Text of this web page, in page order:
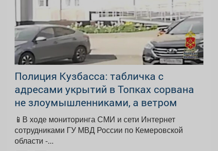
Полиция Кузбасса: табличка с
адресами укрытий в Топках сорвана
не злоумышленниками, а ветром
📱В ходе мониторинга СМИ и сети Интернет
сотрудниками ГУ МВД России по Кемеровской
области -...